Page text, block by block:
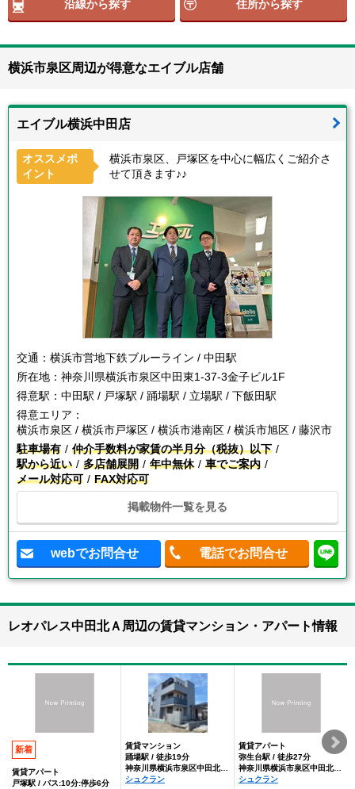
沿線から探す 住所から探す
横浜市泉区周辺が得意なエイブル店舗
エイブル横浜中田店
オススメポ
イント
横浜市泉区、戸塚区を中心に幅広くご紹介さ
せて頂きます♪♪
交通： 横浜市営地下鉄ブルーライン / 中田駅
所在地： 神奈川県横浜市泉区中田東1-37-3金子ビル1F
得意駅： 中田駅 / 戸塚駅 / 踊場駅 / 立場駅 / 下飯田駅
得意エリア：
横浜市泉区 / 横浜市戸塚区 / 横浜市港南区 / 横浜市旭区 / 藤沢市
駐車場有
仲介手数料が家賃の半月分（税抜）以下
駅から近い
多店舗展開 年中無休
車でご案内
メール対応可
FAX対応可
掲載物件一覧を見る
webでお問合せ 電話でお問合せ
レオパレス中田北Ａ周辺の賃貸マンション・アパート情報
新着
賃貸アパート
戸塚駅 / バス:10分:停歩6分
賃貸マンション
踊場駅 / 徒歩19分
神奈川県横浜市泉区中田北２丁目
シュクラン
賃貸アパート
弥生台駅 / 徒歩27分
神奈川県横浜市泉区中田北２丁目
シュクラン